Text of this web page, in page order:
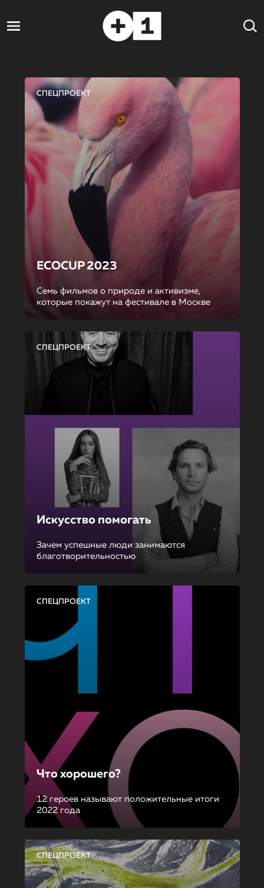
СПЕЦПРОЕКТ
ECOCUP 2023
Семь фильмов о природе и активизме,
которые покажут на фестивале в Москве
СПЕЦПРОЕКТ
Искусство помогать
Зачем успешные люди занимаются
благотворительностью
СПЕЦПРОЕКТ
Что хорошего?
12 героев называют положительные итоги
2022 года
СПЕЦПРОЕКТ